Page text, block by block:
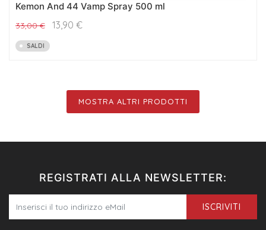
Kemon And 44 Vamp Spray 500 ml
33,00€ 13,90 €
SALDI
MOSTRA ALTRI PRODOTTI
REGISTRATI ALLA NEWSLETTER:
ISCRIVITI